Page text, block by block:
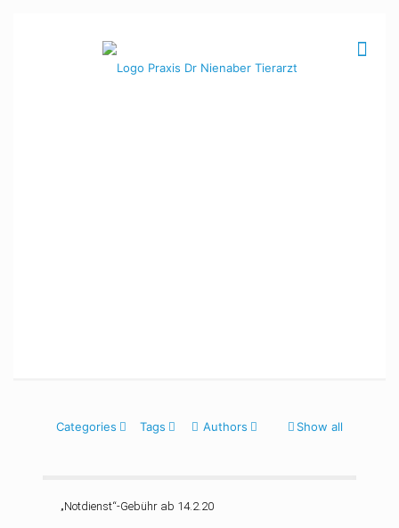
Categories Tags Authors Show all
„Notdienst“-Gebühr ab 14.2.20